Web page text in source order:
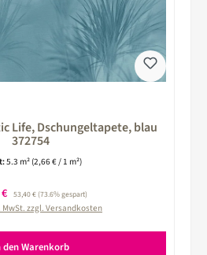
Life, Dschungeltapete, blau
372754
5.3 m² (2,66 € / 1 m²)
Regulärer Preis:
53,40 €(73.6% gespart)
zzgl. Versandkosten
den Warenkorb